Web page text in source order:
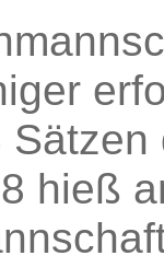
hieß